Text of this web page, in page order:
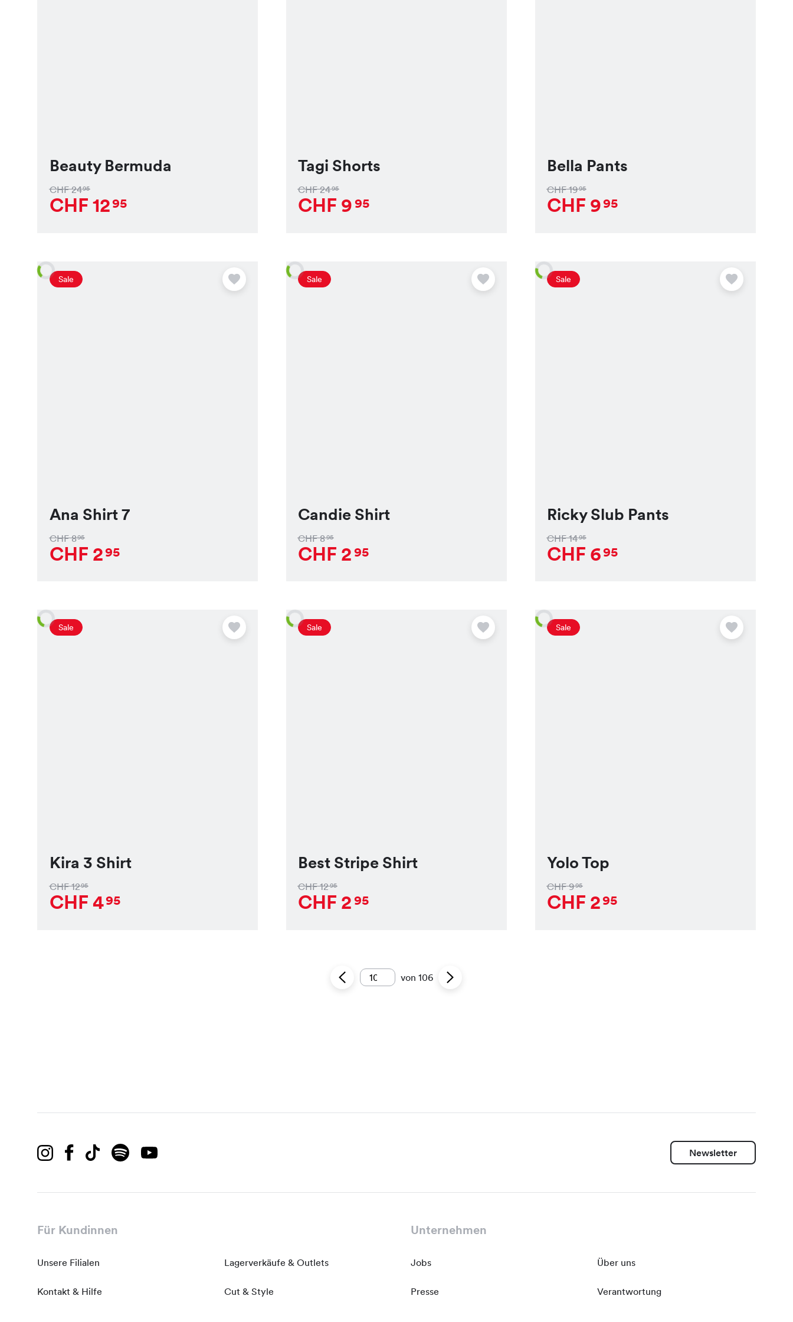
Beauty Bermuda
CHF2495
CHF 1295
Tagi Shorts
CHF2495
CHF 995
Bella Pants
CHF1995
CHF 995
Sale
Ana Shirt 7
CHF895
CHF 295
Sale
Candie Shirt
CHF895
CHF 295
Sale
Ricky Slub Pants
CHF1495
CHF 695
Sale
Kira 3 Shirt
CHF1295
CHF 495
Sale
Best Stripe Shirt
CHF1295
CHF 295
Sale
Yolo Top
CHF995
CHF 295
von 106
Newsletter
Für Kundinnen
Unsere Filialen Lagerverkäufe & Outlets
Kontakt & Hilfe Cut & Style
Unternehmen
Jobs Über uns
Presse Verantwortung